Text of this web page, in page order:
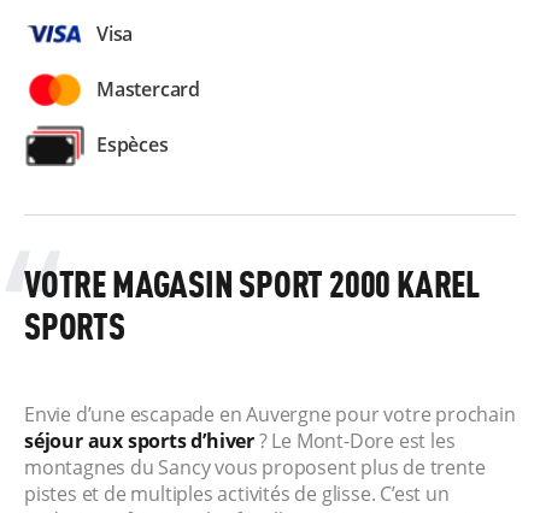
Visa
Mastercard
Espèces
VOTRE MAGASIN SPORT 2000 KAREL
SPORTS
Envie d’une escapade en Auvergne pour votre prochain
séjour aux sports d’hiver? Le Mont-Dore est les
montagnes du Sancy vous proposent plus de trente
pistes et de multiples activités de glisse. C’est un